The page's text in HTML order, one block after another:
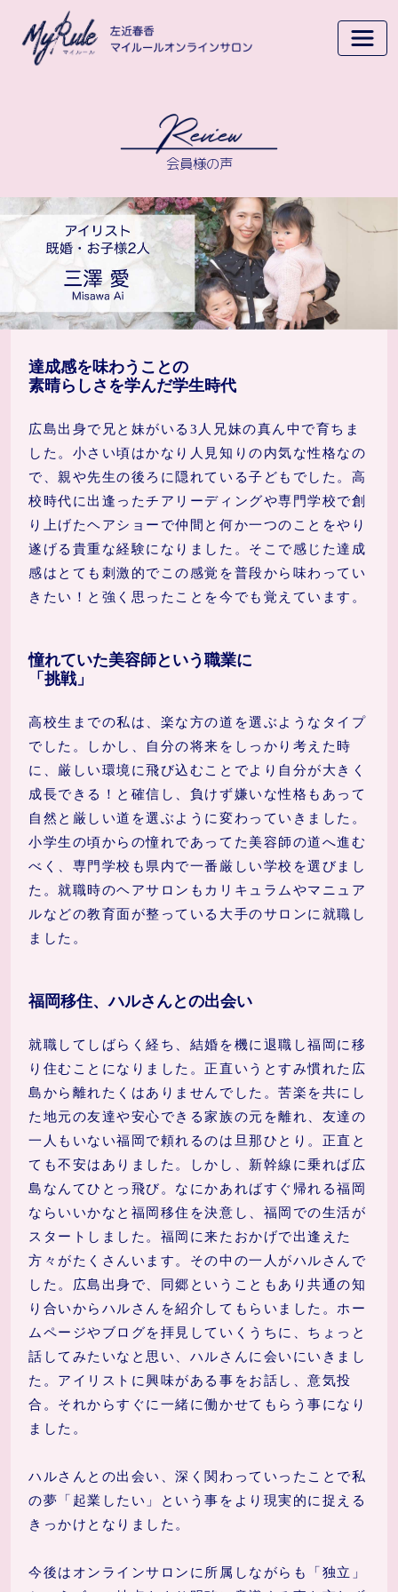
会員様の声
達成感を味わうことの
素晴らしさを学んだ学生時代
広島出身で兄と妹がいる3人兄妹の真ん中で育ちま
した。小さい頃はかなり人見知りの内気な性格なの
で、親や先生の後ろに隠れている子どもでした。高
校時代に出逢ったチアリーディングや専門学校で創
り上げたヘアショーで仲間と何か一つのことをやり
遂げる貴重な経験になりました。そこで感じた達成
感はとても刺激的でこの感覚を普段から味わってい
きたい！と強く思ったことを今でも覚えています。
憧れていた美容師という職業に
「挑戦」
高校生までの私は、楽な方の道を選ぶようなタイプ
でした。しかし、自分の将来をしっかり考えた時
に、厳しい環境に飛び込むことでより自分が大きく
成長できる！と確信し、負けず嫌いな性格もあって
自然と厳しい道を選ぶように変わっていきました。
小学生の頃からの憧れであってた美容師の道へ進む
べく、専門学校も県内で一番厳しい学校を選びまし
た。就職時のヘアサロンもカリキュラムやマニュア
ルなどの教育面が整っている大手のサロンに就職し
ました。
福岡移住、ハルさんとの出会い
就職してしばらく経ち、結婚を機に退職し福岡に移
り住むことになりました。正直いうとすみ慣れた広
島から離れたくはありませんでした。苦楽を共にし
た地元の友達や安心できる家族の元を離れ、友達の
一人もいない福岡で頼れるのは旦那ひとり。正直と
ても不安はありました。しかし、新幹線に乗れば広
島なんてひとっ飛び。なにかあればすぐ帰れる福岡
ならいいかなと福岡移住を決意し、福岡での生活が
スタートしました。福岡に来たおかげで出逢えた
方々がたくさんいます。その中の一人がハルさんで
した。広島出身で、同郷ということもあり共通の知
り合いからハルさんを紹介してもらいました。ホー
ムページやブログを拝見していくうちに、ちょっと
話してみたいなと思い、ハルさんに会いにいきまし
た。アイリストに興味がある事をお話し、意気投
合。それからすぐに一緒に働かせてもらう事になり
ました。
ハルさんとの出会い、深く関わっていったことで私
の夢「起業したい」という事をより現実的に捉える
きっかけとなりました。
今後はオンラインサロンに所属しながらも「独立」